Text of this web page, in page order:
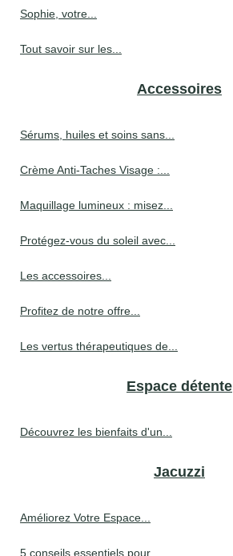
Sophie, votre...
Tout savoir sur les...
Accessoires
Sérums, huiles et soins sans...
Crème Anti-Taches Visage :...
Maquillage lumineux : misez...
Protégez-vous du soleil avec...
Les accessoires...
Profitez de notre offre...
Les vertus thérapeutiques de...
Espace détente
Découvrez les bienfaits d'un...
Jacuzzi
Améliorez Votre Espace...
5 conseils essentiels pour...